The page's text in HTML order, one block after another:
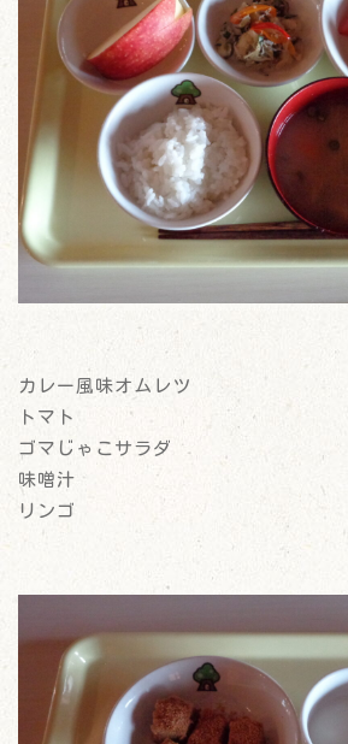
カレー風味オムレツ
トマト
ゴマじゃこサラダ
味噌汁
リンゴ